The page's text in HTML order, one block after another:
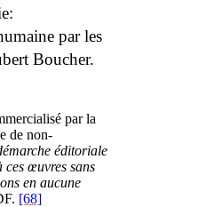
par les
Boucher.
par la
de non-
éditoriale
ces œuvres sans
en aucune
[68]